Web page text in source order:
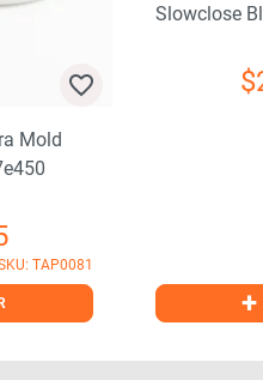
Mold
TAP0081
Slowclose
$
+